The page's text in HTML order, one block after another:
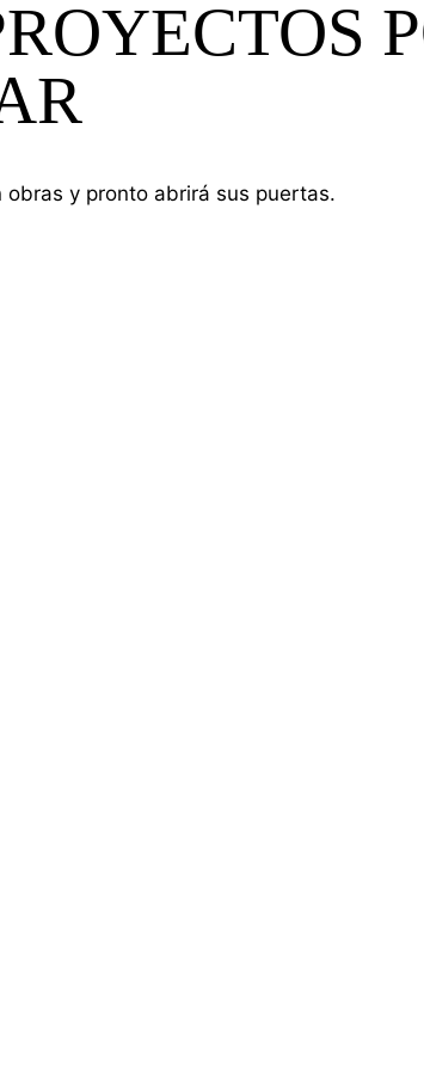
y pronto abrirá sus puertas.